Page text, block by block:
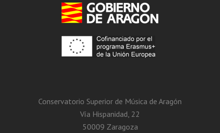
Conservatorio Superior de Música de Aragón
Vía Hispanidad, 22
50009 Zaragoza